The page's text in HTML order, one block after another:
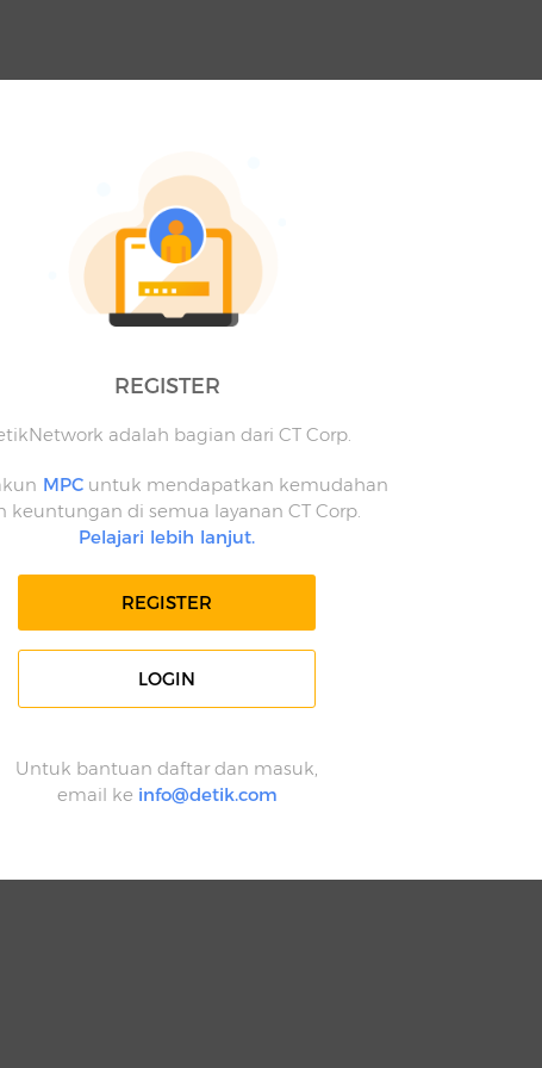
REGISTER
adalah bagian dari CT Corp.
MPCuntuk mendapatkan kemudahan
keuntungan di semua layanan CT Corp.
Pelajari lebih lanjut.
REGISTER
LOGIN
Untuk bantuan daftar dan masuk,
email ke info@detik.com